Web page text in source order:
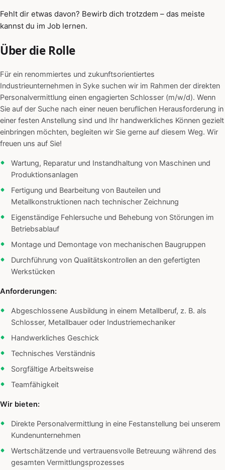
Fehlt dir etwas davon? Bewirb dich trotzdem – das meiste
kannst du im Job lernen.
Über die Rolle
Für ein renommiertes und zukunftsorientiertes
Industrieunternehmen in Syke suchen wir im Rahmen der direkten
Personalvermittlung einen engagierten Schlosser (m/w/d). Wenn
Sie auf der Suche nach einer neuen beruflichen Herausforderung in
einer festen Anstellung sind und Ihr handwerkliches Können gezielt
einbringen möchten, begleiten wir Sie gerne auf diesem Weg. Wir
freuen uns auf Sie!
Wartung, Reparatur und Instandhaltung von Maschinen und
Produktionsanlagen
Fertigung und Bearbeitung von Bauteilen und
Metallkonstruktionen nach technischer Zeichnung
Eigenständige Fehlersuche und Behebung von Störungen im
Betriebsablauf
Montage und Demontage von mechanischen Baugruppen
Durchführung von Qualitätskontrollen an den gefertigten
Werkstücken
Anforderungen:
Abgeschlossene Ausbildung in einem Metallberuf, z. B. als
Schlosser, Metallbauer oder Industriemechaniker
Handwerkliches Geschick
Technisches Verständnis
Sorgfältige Arbeitsweise
Teamfähigkeit
Wir bieten:
Direkte Personalvermittlung in eine Festanstellung bei unserem
Kundenunternehmen
Wertschätzende und vertrauensvolle Betreuung während des
gesamten Vermittlungsprozesses